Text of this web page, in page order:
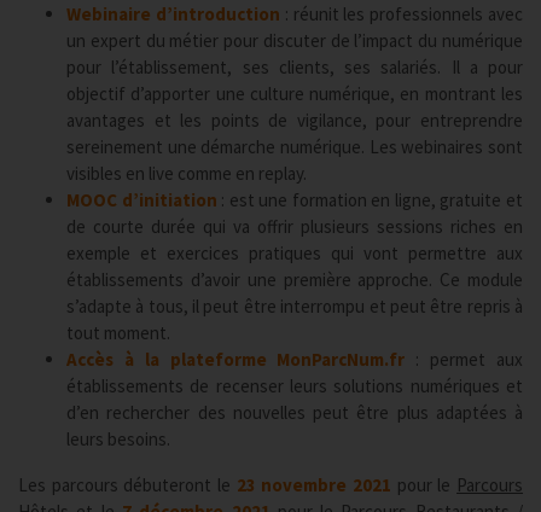
Webinaire d’introduction : réunit les professionnels avec
un expert du métier pour discuter de l’impact du numérique
pour l’établissement, ses clients, ses salariés. Il a pour
objectif d’apporter une culture numérique, en montrant les
avantages et les points de vigilance, pour entreprendre
sereinement une démarche numérique. Les webinaires sont
visibles en live comme en replay.
MOOC d’initiation : est une formation en ligne, gratuite et
de courte durée qui va offrir plusieurs sessions riches en
exemple et exercices pratiques qui vont permettre aux
établissements d’avoir une première approche. Ce module
s’adapte à tous, il peut être interrompu et peut être repris à
tout moment.
Accès à la plateforme MonParcNum.fr : permet aux
établissements de recenser leurs solutions numériques et
d’en rechercher des nouvelles peut être plus adaptées à
leurs besoins.
Les parcours débuteront le 23 novembre 2021 pour le Parcours